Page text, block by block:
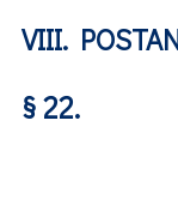
VIII.
§ 22.